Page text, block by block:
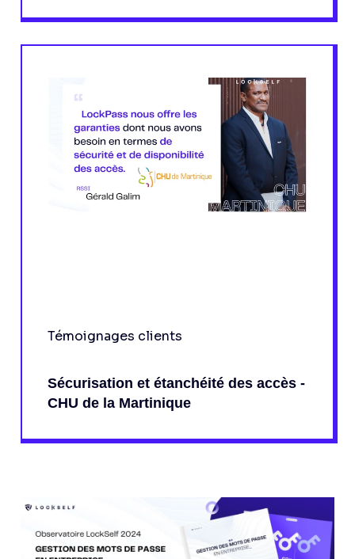
Témoignages clients
Sécurisation et étanchéité des accès -
CHU de la Martinique